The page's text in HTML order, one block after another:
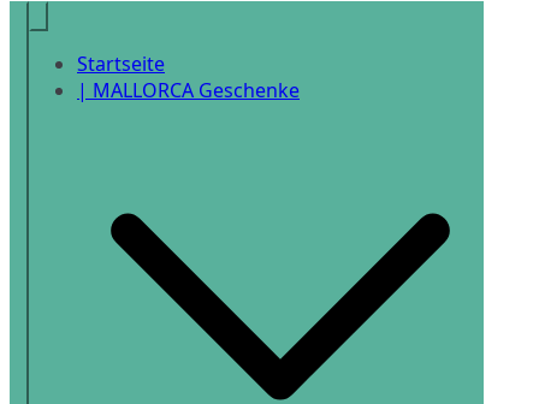
Onlineshop
Startseite
| MALLORCA Geschenke